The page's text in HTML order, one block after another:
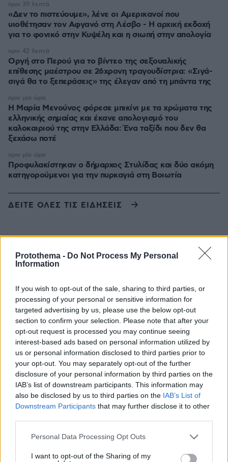
Protothema - Do Not Process My Personal
Information
If you wish to opt-out of the sale, sharing to third parties, or
processing of your personal or sensitive information for
targeted advertising by us, please use the below opt-out
section to confirm your selection. Please note that after your
opt-out request is processed you may continue seeing
interest-based ads based on personal information utilized by
us or personal information disclosed to third parties prior to
your opt-out. You may separately opt-out of the further
disclosure of your personal information by third parties on the
IAB’s list of downstream participants. This information may
also be disclosed by us to third parties on the IAB’s List of
Downstream Participants that may further disclose it to other
Please note that this website/app uses one or more Google
not limited to your visit or usage behaviour. You may click to
Personal Data Processing Opt Outs
I want to opt-out of the Sharing of my
«Δεν το πιστεύουμε», λένε οι Αμερικανοί που
υιοθέτησαν τον Αφγανό στη Λέσβο - Η αρχική εκδοχή
για το φονικό στην Κυψέλη και η σιωπή στην απολογία
πριν 39 λεπτά
Οργή στο Περού για το βίντεο της σεξουαλικής
επίθεσης μαέστρου σε 26χρονη τραγουδίστρια: «Σιγά-
σιγά θα το ξεπεράσεις» της έλεγαν από τη μπάντα της
πριν 42 λεπτά
Η Μαρία Μενούνος φόρεσε μπικίνι με τα χρώματα της
ελληνικής σημαίας και έκανε απολογισμό του
καλοκαιριού της στην Ελλάδα: Ένα ταξίδι που δεν θα
ξεχάσω ποτέ
πριν μία ώρα
Προφυλακίστηκαν ο δήμαρχος Στυλίδας και δύο ακόμη
κατηγορούμενοι για την πυρκαγιά στη Βοιωτία
πριν μία ώρα
ΔΕΙΤΕ ΟΛΕΣ ΤΙΣ ΕΙΔΗΣΕΙΣ
ΤΑ ΠΙΟ ΔΗΜΟΦΙΛΗ